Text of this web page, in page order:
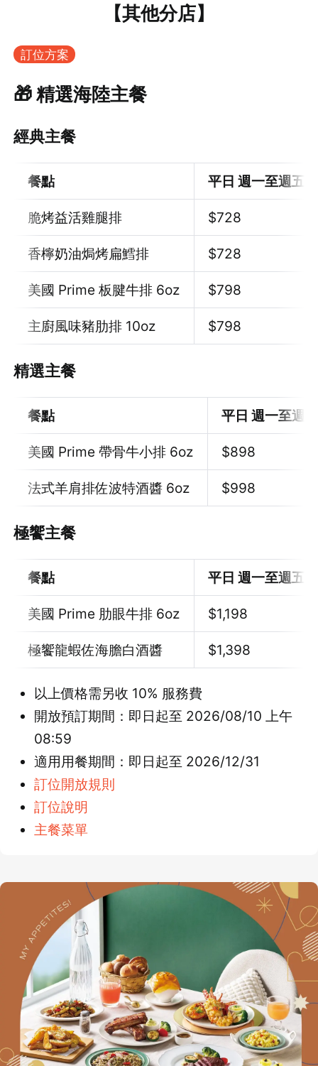
【其他分店】
訂位方案
🎁 精選海陸主餐
經典主餐
餐點 平日 週一至週五
脆烤益活雞腿排 $728
香檸奶油焗烤扁鱈排 $728
美國 Prime 板腱牛排 6oz $798
主廚風味豬肋排 10oz $798
精選主餐
餐點 平日 週一至週
美國 Prime 帶骨牛小排 6oz $898
法式羊肩排佐波特酒醬 6oz $998
極饗主餐
餐點 平日 週一至週五
美國 Prime 肋眼牛排 6oz $1,198
極饗龍蝦佐海膽白酒醬 $1,398
以上價格需另收 10% 服務費
開放預訂期間：即日起至 2026/08/10 上午
08:59
適用用餐期間：即日起至 2026/12/31
訂位開放規則
訂位說明
主餐菜單